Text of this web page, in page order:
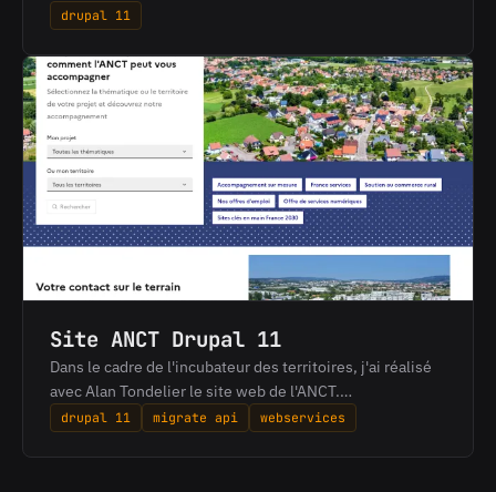
drupal 11
Site ANCT Drupal 11
Dans le cadre de l'incubateur des territoires, j'ai réalisé
avec Alan Tondelier le site web de l'ANCT.…
drupal 11 migrate api webservices